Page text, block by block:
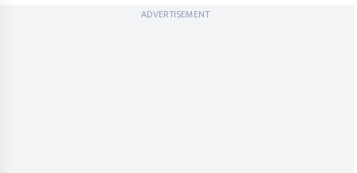
ADVERTISEMENT